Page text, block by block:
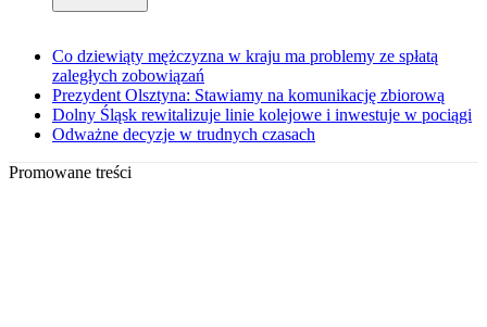
Co dziewiąty mężczyzna w kraju ma problemy ze spłatą
zaległych zobowiązań
Prezydent Olsztyna: Stawiamy na komunikację zbiorową
Dolny Śląsk rewitalizuje linie kolejowe i inwestuje w pociągi
Odważne decyzje w trudnych czasach
Promowane treści